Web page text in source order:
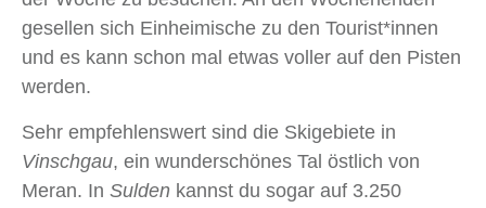
gesellen sich Einheimische zu den Tourist*innen
und es kann schon mal etwas voller auf den Pisten
werden.
Sehr empfehlenswert sind die Skigebiete in
Vinschgau, ein wunderschönes Tal östlich von
Meran. In Sulden kannst du sogar auf 3.250